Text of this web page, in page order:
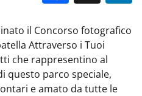
il Concorso fotografico
Attraverso i Tuoi
che rappresentino al
questo parco speciale,
e amato da tutte le